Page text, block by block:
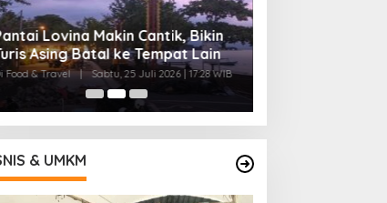
Lovina Makin Cantik, Bikin
Asing Batal ke Tempat Lain
Food & Travel | Sabtu, 25 Juli 2026 | 17:28 WIB
& UMKM